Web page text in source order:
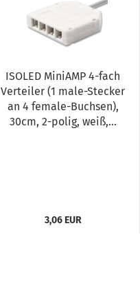
ISOLED MiniAMP 4-fach
Verteiler (1 male-Stecker
an 4 female-Buchsen),
30cm, 2-polig, weiß,...
3,06 EUR